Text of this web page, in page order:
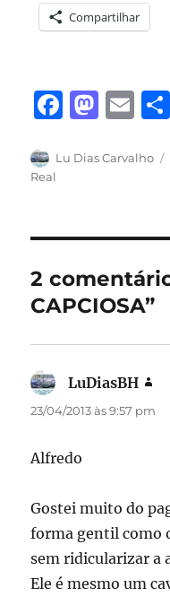
Compartilhar
F
c
o
o
k
M
st
o
n
E
ai
Autor
Lu Dias Carvalho
Real
2
CAPCIOSA”
LuDiasBH
23/04/2013 às 9:57 pm
Alfredo
Gostei muito do
forma gentil como
sem ridicularizar a
Ele é mesmo um